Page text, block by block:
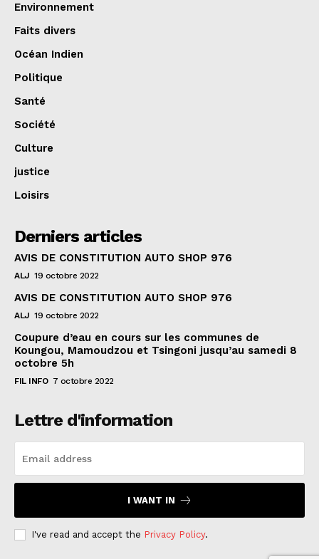
Environnement
Faits divers
Océan Indien
Politique
Santé
Société
Culture
justice
Loisirs
Derniers articles
AVIS DE CONSTITUTION AUTO SHOP 976
ALJ 19 octobre 2022
AVIS DE CONSTITUTION AUTO SHOP 976
ALJ 19 octobre 2022
Coupure d’eau en cours sur les communes de
Koungou, Mamoudzou et Tsingoni jusqu’au samedi 8
octobre 5h
FIL INFO 7 octobre 2022
Lettre d'information
I WANT IN
I've read and accept the Privacy Policy.